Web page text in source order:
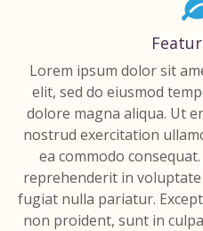
Lorem ipsum dolor sit
elit, sed do eiusmod
dolore magna aliqua. Ut
nostrud exercitation
ea commodo
reprehenderit in
fugiat nulla pariatur.
non proident, sunt in